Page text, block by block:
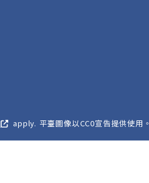
apply. 平臺圖像以CC0宣告提供使用。